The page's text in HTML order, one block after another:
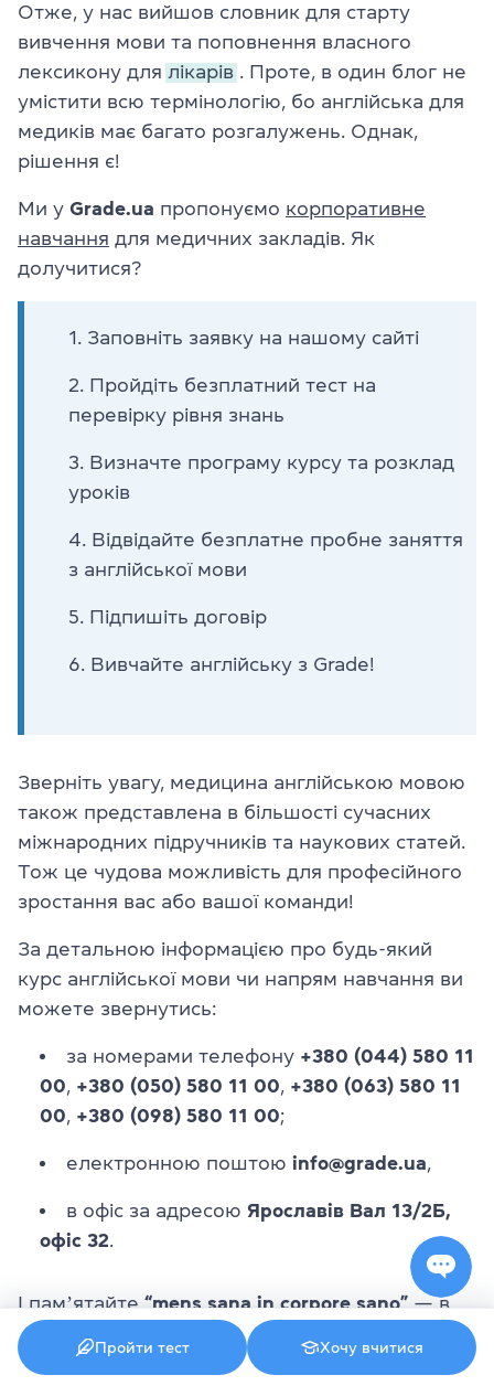
Отже, у нас вийшов словник для старту
вивчення мови та поповнення власного
лексикону для лікарів
. Проте, в один блог не
умістити всю термінологію, бо англійська для
медиків має багато розгалужень. Однак,
рішення є!
Ми у Grade.ua пропонуємо корпоративне
навчання для медичних закладів. Як
долучитися?
Заповніть заявку на нашому сайті
Пройдіть безплатний тест на
перевірку рівня знань
Визначте програму курсу та розклад
уроків
Відвідайте безплатне пробне заняття
з англійської мови
Підпишіть договір
Вивчайте англійську з Grade!
Зверніть увагу, медицина англійською мовою
також представлена в більшості сучасних
міжнародних підручників та наукових статей.
Тож це чудова можливість для професійного
зростання вас або вашої команди!
За детальною інформацією про будь-який
курс англійської мови чи напрям навчання ви
можете звернутись:
за номерами телефону +380 (044) 580 11
00
+380 (050) 580 11 00
+380 (063) 580 11
00
+380 (098) 580 11 00;
електронною поштою info@grade.ua
в офіс за адресою Ярославів Вал 13/2Б,
офіс 32
І памʼятайте “mens sana in corpore sano” — в
здоровому тілі здоровий дух!
Пройти тест Хочу вчитися